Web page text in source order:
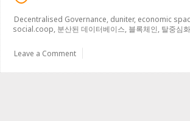
중
심
된
Decentralised Governance, duniter, economic
social.coop, 분산된 데이터베이스, 블록체인, 탈중심화
Leave a Comment